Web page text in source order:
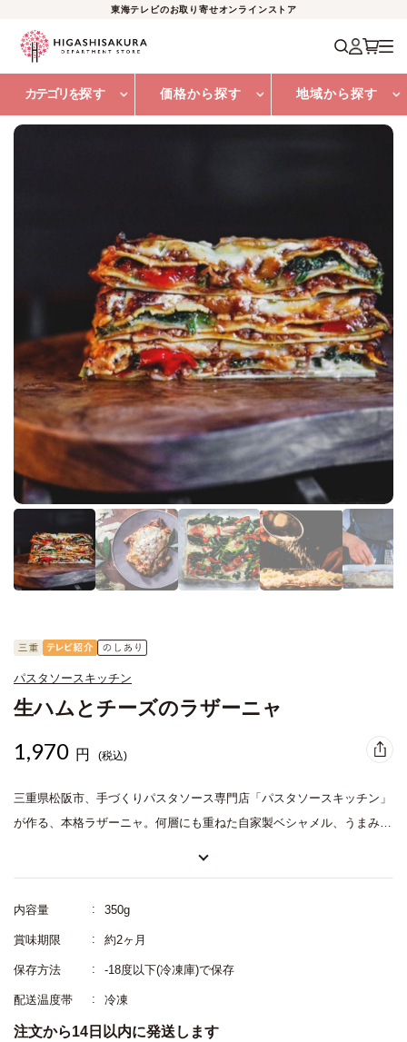
東海テレビのお取り寄せオンラインストア
カテゴリを探す 価格から探す 地域から探す
パスタソースキッチン
生ハムとチーズのラザーニャ
1,970 円 (税込)
三重県松阪市、手づくりパスタソース専門店「パスタソースキッチン」
が作る、本格ラザーニャ。何層にも重ねた自家製ベシャメル、うまみの
内容量 350g
賞味期限 約2ヶ月
保存方法 -18度以下(冷凍庫)で保存
配送温度帯 冷凍
注文から14日以内に発送します